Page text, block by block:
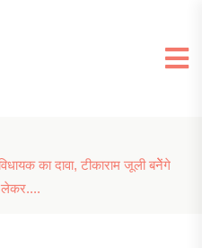
का दावा, टीकाराम जूली बनेेेंगे